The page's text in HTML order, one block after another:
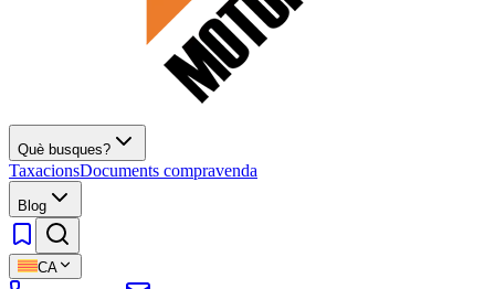
Què busques?
TaxacionsDocuments compravenda
Blog
CA